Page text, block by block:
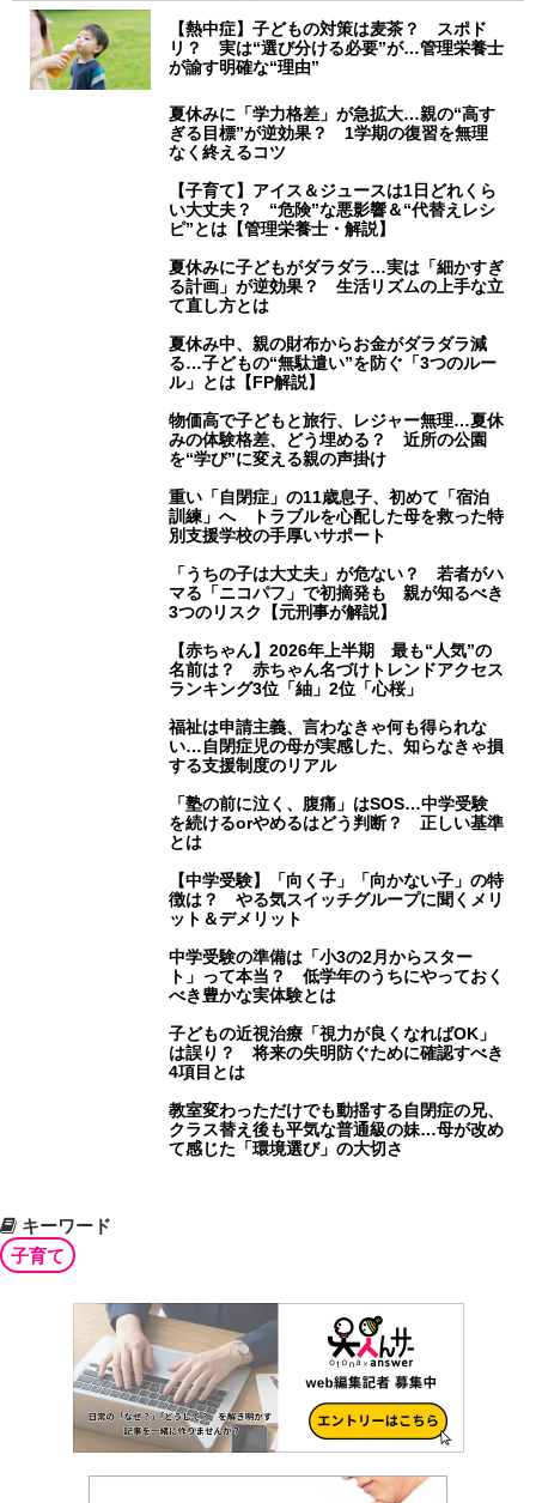
【熱中症】子どもの対策は麦茶？ スポド
リ？ 実は“選び分ける必要”が…管理栄養士
が諭す明確な“理由”
夏休みに「学力格差」が急拡大…親の“高す
ぎる目標”が逆効果？ 1学期の復習を無理
なく終えるコツ
【子育て】アイス＆ジュースは1日どれくら
い大丈夫？ “危険”な悪影響＆“代替えレシ
ピ”とは【管理栄養士・解説】
夏休みに子どもがダラダラ…実は「細かすぎ
る計画」が逆効果？ 生活リズムの上手な立
て直し方とは
夏休み中、親の財布からお金がダラダラ減
る…子どもの“無駄遣い”を防ぐ「3つのルー
ル」とは【FP解説】
物価高で子どもと旅行、レジャー無理…夏休
みの体験格差、どう埋める？ 近所の公園
を“学び”に変える親の声掛け
重い「自閉症」の11歳息子、初めて「宿泊
訓練」へ トラブルを心配した母を救った特
別支援学校の手厚いサポート
「うちの子は大丈夫」が危ない？ 若者がハ
マる「ニコパフ」で初摘発も 親が知るべき
3つのリスク【元刑事が解説】
【赤ちゃん】2026年上半期 最も“人気”の
名前は？ 赤ちゃん名づけトレンドアクセス
ランキング3位「紬」2位「心桜」
福祉は申請主義、言わなきゃ何も得られな
い…自閉症児の母が実感した、知らなきゃ損
する支援制度のリアル
「塾の前に泣く、腹痛」はSOS…中学受験
を続けるorやめるはどう判断？ 正しい基準
とは
【中学受験】「向く子」「向かない子」の特
徴は？ やる気スイッチグループに聞くメリ
ット＆デメリット
中学受験の準備は「小3の2月からスター
ト」って本当？ 低学年のうちにやっておく
べき豊かな実体験とは
子どもの近視治療「視力が良くなればOK」
は誤り？ 将来の失明防ぐために確認すべき
4項目とは
教室変わっただけでも動揺する自閉症の兄、
クラス替え後も平気な普通級の妹…母が改め
て感じた「環境選び」の大切さ
キーワード
子育て